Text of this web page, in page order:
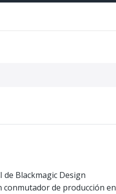
Blackmagic Design
de producción en